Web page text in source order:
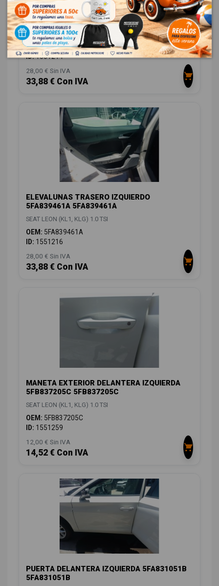
ELEVALUNAS DELANTERO IZQUIERDO
5FA837461E 5FA837461E
SEAT LEON (KL1, KLG) 1.0 TSI
OEM:5FA837461E
ID:1551214
28,00 € Sin IVA
33,88 € Con IVA
ELEVALUNAS TRASERO IZQUIERDO
5FA839461A 5FA839461A
SEAT LEON (KL1, KLG) 1.0 TSI
OEM: 5FA839461A
ID: 1551216
28,00 € Sin IVA
33,88 € Con IVA
MANETA EXTERIOR DELANTERA IZQUIERDA
5FB837205C 5FB837205C
SEAT LEON (KL1, KLG) 1.0 TSI
OEM: 5FB837205C
ID: 1551259
12,00 € Sin IVA
14,52 € Con IVA
PUERTA DELANTERA IZQUIERDA 5FA831051B
5FA831051B